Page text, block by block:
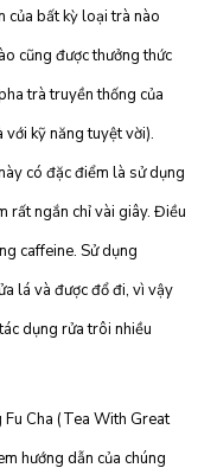
của bất kỳ loại trà nào
cũng được thưởng thức
trà truyền thống của
kỹ năng tuyệt vời).
có đặc điểm là sử dụng
rất ngắn chỉ vài giây. Điều
caffeine. Sử dụng
lá và được đổ đi, vì vậy
dụng rửa trôi nhiều
Cha (Tea With Great
hướng dẫn của chúng